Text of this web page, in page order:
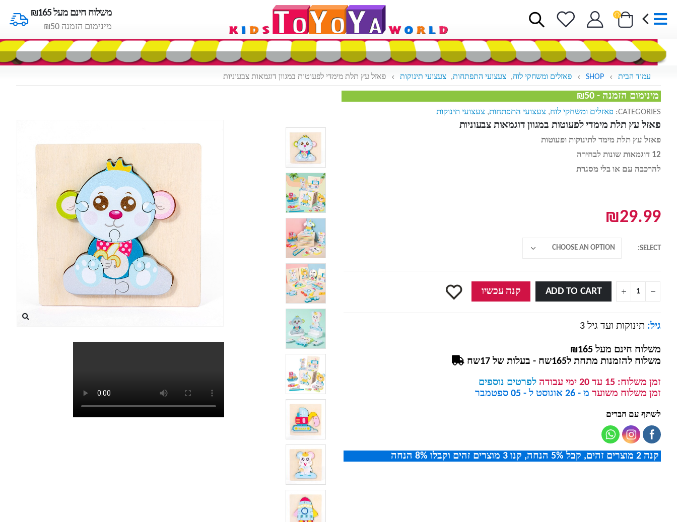
משלוח חינם מעל ₪165
מינימום הזמנה ₪50
עמוד הבית SHOP פאזלים ומשחקי לוח, צעצועי התפתחות, צעצועי תינוקות פאזל עץ תלת מימדי לפעוטות במגוון דוגמאות צבעוניות
מינימום הזמנה - ₪50
CATEGORIES: פאזלים ומשחקי לוח, צעצועי התפתחות, צעצועי תינוקות
פאזל עץ תלת מימדי לפעוטות במגוון דוגמאות צבעוניות
פאזל עץ תלת מימד לתינוקות ופעוטות
12 דוגמאות שונות לבחירה
להרכבה עם או בלי מסגרת
₪29.99
SELECT
ADD TO CART קנה עכשיו
גיל: תינוקות ועד גיל 3
משלוח חינם מעל ₪165
משלוח להזמנות מתחת ל165שח - בעלות של 17שח
זמן משלוח:
לפרטים נוספים
זמן משלוח משוער מ - 26 אוגוסט ל - 05 ספטמבר
לשתף עם חברים
קנה 2 מוצרים זהים, קבל 5% הנחה , קנו 3 מוצרים זהים וקבלו 8% הנחה